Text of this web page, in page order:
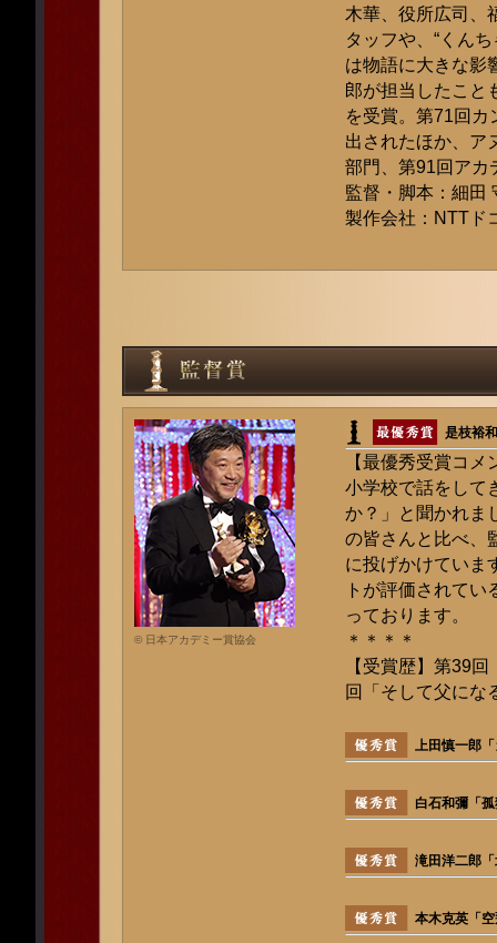
木華、役所広司、
タッフや、“くん
は物語に大きな影
郎が担当したこと
を受賞。第71回
出されたほか、ア
部門、第91回アカ
監督・脚本：細田
製作会社：NTTド
© 日本アカデミー賞協会
是枝裕
【最優秀受賞コメ
小学校で話をして
か？」と聞かれま
の皆さんと比べ、
に投げかけていま
トが評価されて
っております。
＊＊＊＊
【受賞歴】第39
回「そして父にな
上田慎一郎
白石和彌「
滝田洋二郎
本木克英「